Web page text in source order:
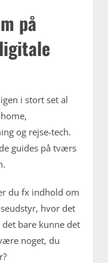
på
i stort set al
og rejse-tech.
guides på tværs
du fx indhold om
hvor det
bare kunne det
noget, du